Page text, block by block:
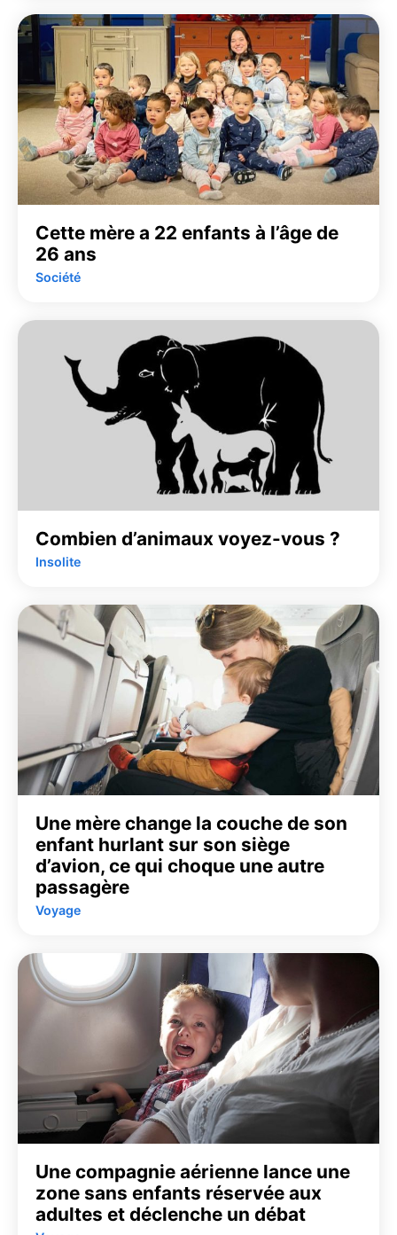
Cette mère a 22 enfants à l’âge de
26 ans
Société
Combien d’animaux voyez-vous ?
Insolite
Une mère change la couche de son
enfant hurlant sur son siège
d’avion, ce qui choque une autre
passagère
Voyage
Une compagnie aérienne lance une
zone sans enfants réservée aux
adultes et déclenche un débat